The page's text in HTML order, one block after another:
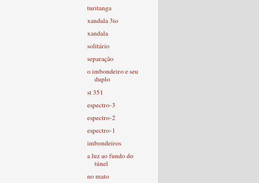
turitanga
xandala 3io
xandala
solitário
separação
o imbondeiro e seu
duplo
st 351
espectro-3
espectro-2
espectro-1
imbondeiros
a luz ao fundo do
túnel
no mato